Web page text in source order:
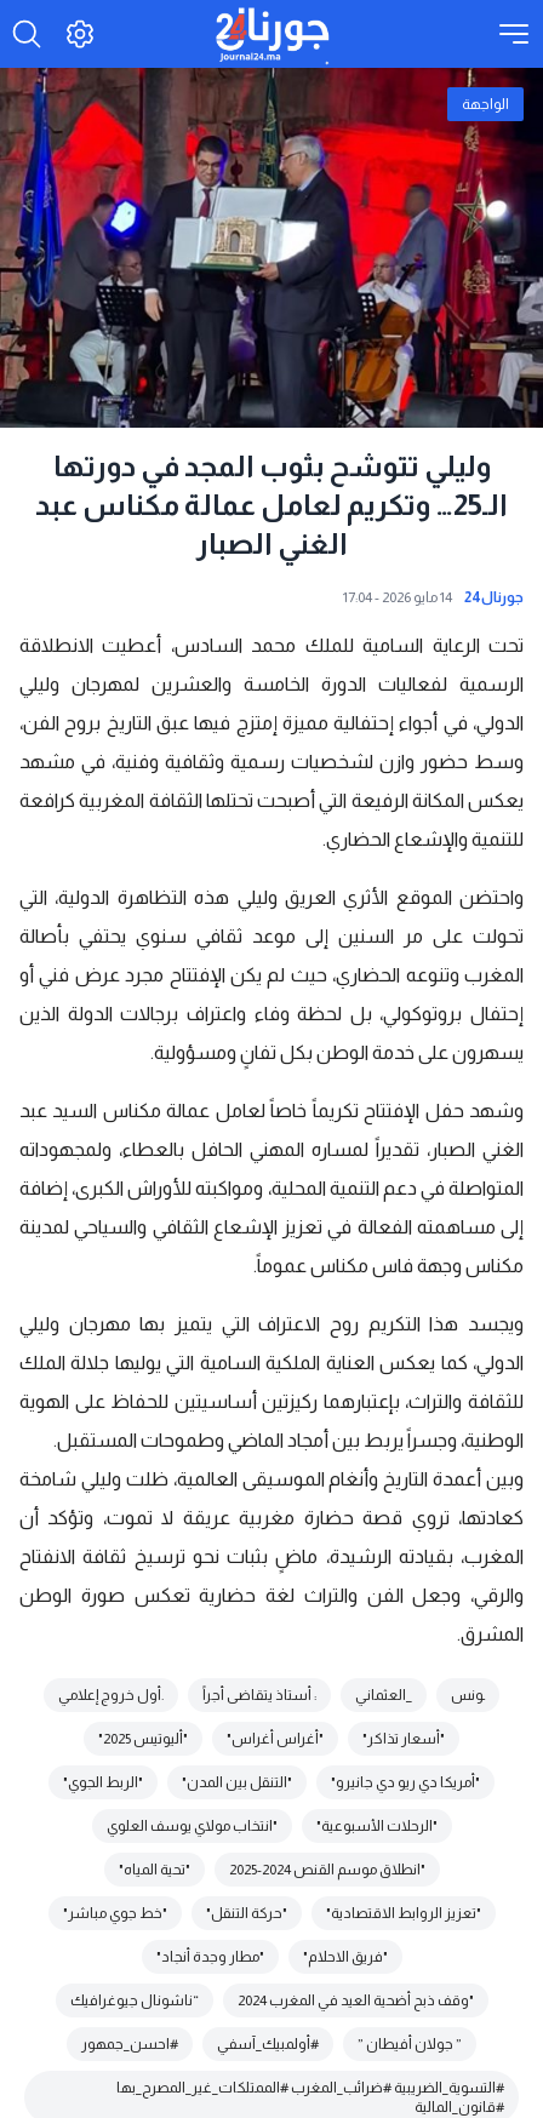
الواجهة
وليلي تتوشح بثوب المجد في دورتها
الـ25… وتكريم لعامل عمالة مكناس عبد
الغني الصبار
جورنال24 14 مايو 2026 - 17:04
تحت الرعاية السامية للملك محمد السادس، أعطيت الانطلاقة
الرسمية لفعاليات الدورة الخامسة والعشرين لمهرجان وليلي
الدولي، في أجواء إحتفالية مميزة إمتزج فيها عبق التاريخ بروح الفن،
وسط حضور وازن لشخصيات رسمية وثقافية وفنية، في مشهد
يعكس المكانة الرفيعة التي أصبحت تحتلها الثقافة المغربية كرافعة
للتنمية والإشعاع الحضاري.
واحتضن الموقع الأثري العريق وليلي هذه التظاهرة الدولية، التي
تحولت على مر السنين إلى موعد ثقافي سنوي يحتفي بأصالة
المغرب وتنوعه الحضاري، حيث لم يكن الإفتتاح مجرد عرض فني أو
إحتفال بروتوكولي، بل لحظة وفاء واعتراف برجالات الدولة الذين
يسهرون على خدمة الوطن بكل تفانٍ ومسؤولية.
وشهد حفل الإفتتاح تكريماً خاصاً لعامل عمالة مكناس السيد عبد
الغني الصبار، تقديراً لمساره المهني الحافل بالعطاء، ولمجهوداته
المتواصلة في دعم التنمية المحلية، ومواكبته للأوراش الكبرى، إضافة
إلى مساهمته الفعالة في تعزيز الإشعاع الثقافي والسياحي لمدينة
مكناس وجهة فاس مكناس عموماً.
ويجسد هذا التكريم روح الاعتراف التي يتميز بها مهرجان وليلي
الدولي، كما يعكس العناية الملكية السامية التي يوليها جلالة الملك
للثقافة والتراث، بإعتبارهما ركيزتين أساسيتين للحفاظ على الهوية
الوطنية، وجسراً يربط بين أمجاد الماضي وطموحات المستقبل.
وبين أعمدة التاريخ وأنغام الموسيقى العالمية، ظلت وليلي شامخة
كعادتها، تروي قصة حضارة مغربية عريقة لا تموت، وتؤكد أن
المغرب، بقيادته الرشيدة، ماضٍ بثبات نحو ترسيخ ثقافة الانفتاح
والرقي، وجعل الفن والتراث لغة حضارية تعكس صورة الوطن
المشرق.
ـونس _العثماني : أستاذ يتقاضى أجراً .أول خروج إعلامي
"أسعار تذاكر" "أغراس أغراس" "أليوتيس 2025"
"أمريكا دي ريو دي جانيرو" "التنقل بين المدن" "الربط الجوي"
"الرحلات الأسبوعية" "انتخاب مولاي يوسف العلوي
"انطلاق موسم القنص 2024-2025 "تحية المياه"
"تعزيز الروابط الاقتصادية" "حركة التنقل" "خط جوي مباشر"
"فريق الاحلام" "مطار وجدة أنجاد"
"وقف ذبح أضحية العيد في المغرب 2024 “ناشونال جيوغرافيك
” جولان أفيطان ” #أولمبيك_آسفي #احسن_جمهور
#التسوية_الضريبية #ضرائب_المغرب #الممتلكات_غير_المصرح_بها
#قانون_المالية